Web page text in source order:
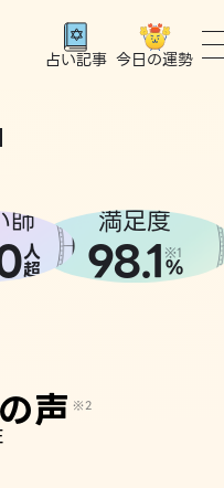
占い記事 今日の運勢
、
師
人
超
満足度
98.1 ※1
%
声 ※2